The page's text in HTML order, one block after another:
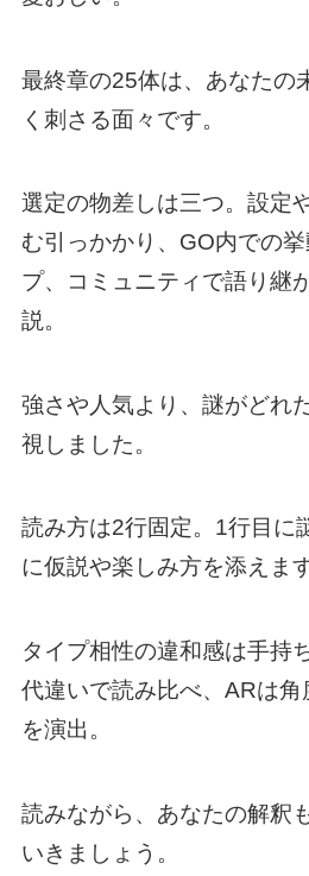
最終章の25体は、あなたの
く刺さる面々です。
選定の物差しは三つ。設定
む引っかかり、GO内での
プ、コミュニティで語り継
説。
強さや人気より、謎がどれ
視しました。
読み方は2行固定。1行目に
に仮説や楽しみ方を添えます
タイプ相性の違和感は手持
代違いで読み比べ、ARは
を演出。
読みながら、あなたの解釈
いきましょう。